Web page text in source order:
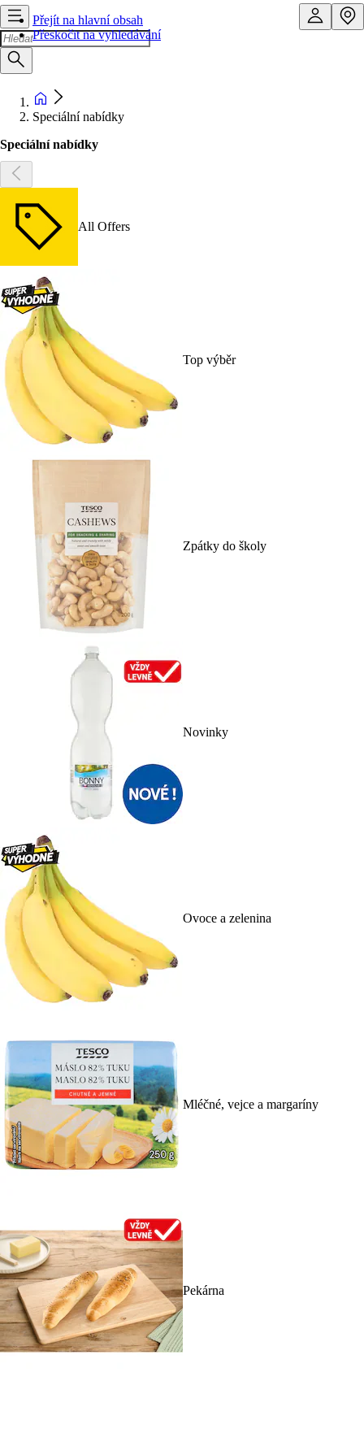
Přejít na hlavní obsah
Přeskočit na vyhledávání
Speciální nabídky
Speciální nabídky
All Offers
Top výběr
Zpátky do školy
Novinky
Ovoce a zelenina
Mléčné, vejce a margaríny
Pekárna